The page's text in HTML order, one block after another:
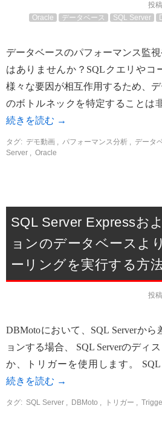
投
Oracle
データベース SQL Server
データベースのパフォーマンス監
はありませんか？SQLクエリやコ
様々な要因が相互作用するため、
のボトルネックを特定することは
続きを読む →
タグ: デモ動画 , パフォーマンス分析 , データ
Server , Oracle
SQL Server Expressお
ョンのデータベースよ
ーリングを実行する方
投
DBMotoにおいて、SQL Serverか
ョンする場合、 SQL Serverのディ
か、トリガーを使用します。 SQL
続きを読む →
タグ: SQL Server , DBMoto , トリガー ,